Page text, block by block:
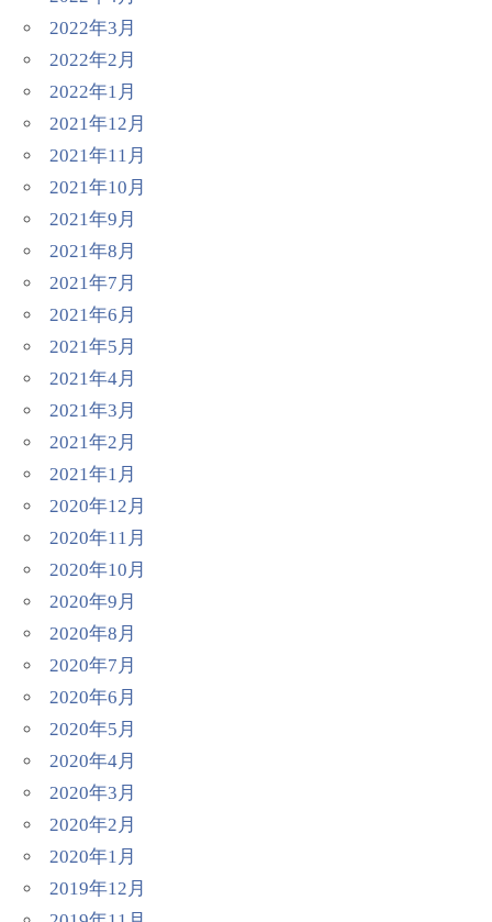
2022年3月
2022年2月
2022年1月
2021年12月
2021年11月
2021年10月
2021年9月
2021年8月
2021年7月
2021年6月
2021年5月
2021年4月
2021年3月
2021年2月
2021年1月
2020年12月
2020年11月
2020年10月
2020年9月
2020年8月
2020年7月
2020年6月
2020年5月
2020年4月
2020年3月
2020年2月
2020年1月
2019年12月